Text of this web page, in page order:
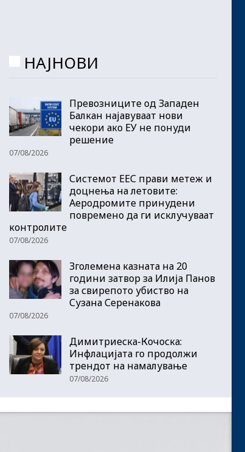
НАЈНОВИ
Превозниците од Западен
Балкан најавуваат нови
чекори ако ЕУ не понуди
решение
07/08/2026
Системот ЕЕС прави метеж и
доцнења на летовите:
Аеродромите принудени
повремено да ги исклучуваат
контролите
07/08/2026
Зголемена казната на 20
години затвор за Илија Панов
за свирепото убиство на
Сузана Серенакова
07/08/2026
Димитриеска-Кочоска:
Инфлацијата го продолжи
трендот на намалување
07/08/2026